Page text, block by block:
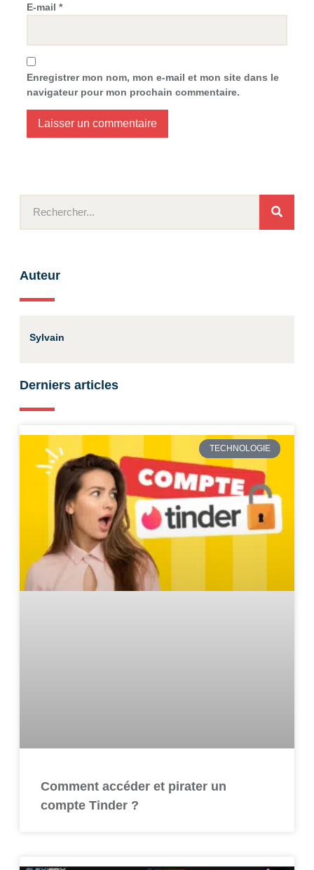
E-mail *
Enregistrer mon nom, mon e-mail et mon site dans le
navigateur pour mon prochain commentaire.
Auteur
Sylvain
Derniers articles
TECHNOLOGIE
Comment accéder et pirater un
compte Tinder ?